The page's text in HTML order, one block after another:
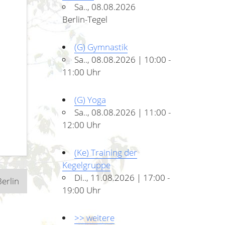
Sa.., 08.08.2026
Berlin-Tegel
(G) Gymnastik
Sa.., 08.08.2026 | 10:00 -
11:00 Uhr
(G) Yoga
Sa.., 08.08.2026 | 11:00 -
12:00 Uhr
(Ke) Training der
Kegelgruppe
Di.., 11.08.2026 | 17:00 -
19:00 Uhr
>> weitere